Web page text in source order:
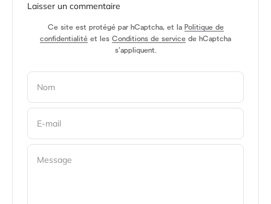
Laisser un commentaire
Ce site est protégé par hCaptcha, et la Politique de
confidentialité et les Conditions de service de hCaptcha
s’appliquent.
Nom
E-mail
Message